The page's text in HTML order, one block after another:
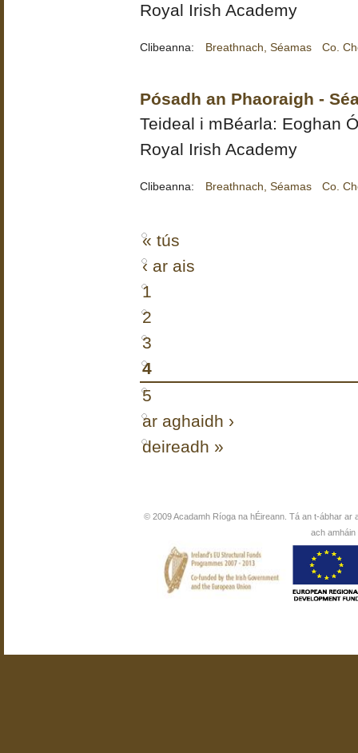
Royal Irish Academy
Clibeanna: Breathnach, Séamas Co.
Pósadh an Phaoraigh -
Teideal i mBéarla: Eoghan
Royal Irish Academy
Clibeanna: Breathnach, Séamas Co.
« tús
‹ ar ais
1
2
3
4
5
ar aghaidh ›
deireadh »
© 2009 Acadamh Ríoga na hÉireann. Tá an t-ábhar ar
ach amháin